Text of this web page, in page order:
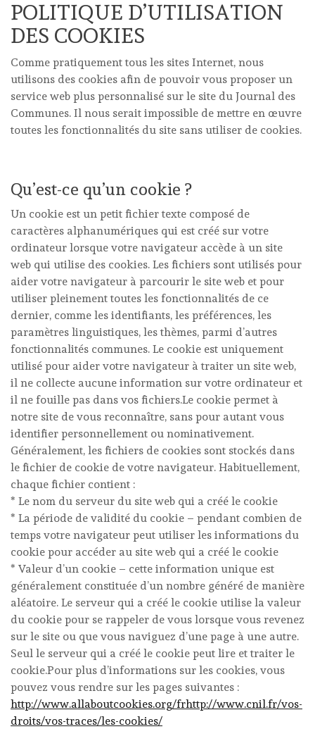
POLITIQUE D’UTILISATION
DES COOKIES
Comme pratiquement tous les sites Internet, nous
utilisons des cookies afin de pouvoir vous proposer un
service web plus personnalisé sur le site du Journal des
Communes. Il nous serait impossible de mettre en œuvre
toutes les fonctionnalités du site sans utiliser de cookies.
Qu’est-ce qu’un cookie ?
Un cookie est un petit fichier texte composé de
caractères alphanumériques qui est créé sur votre
ordinateur lorsque votre navigateur accède à un site
web qui utilise des cookies. Les fichiers sont utilisés pour
aider votre navigateur à parcourir le site web et pour
utiliser pleinement toutes les fonctionnalités de ce
dernier, comme les identifiants, les préférences, les
paramètres linguistiques, les thèmes, parmi d’autres
fonctionnalités communes. Le cookie est uniquement
utilisé pour aider votre navigateur à traiter un site web,
il ne collecte aucune information sur votre ordinateur et
il ne fouille pas dans vos fichiers.Le cookie permet à
notre site de vous reconnaître, sans pour autant vous
identifier personnellement ou nominativement.
Généralement, les fichiers de cookies sont stockés dans
le fichier de cookie de votre navigateur. Habituellement,
chaque fichier contient :
* Le nom du serveur du site web qui a créé le cookie
* La période de validité du cookie – pendant combien de
temps votre navigateur peut utiliser les informations du
cookie pour accéder au site web qui a créé le cookie
* Valeur d’un cookie – cette information unique est
généralement constituée d’un nombre généré de manière
aléatoire. Le serveur qui a créé le cookie utilise la valeur
du cookie pour se rappeler de vous lorsque vous revenez
sur le site ou que vous naviguez d’une page à une autre.
Seul le serveur qui a créé le cookie peut lire et traiter le
cookie.Pour plus d’informations sur les cookies, vous
pouvez vous rendre sur les pages suivantes :
http://www.allaboutcookies.org/frhttp://www.cnil.fr/vos-
droits/vos-traces/les-cookies/